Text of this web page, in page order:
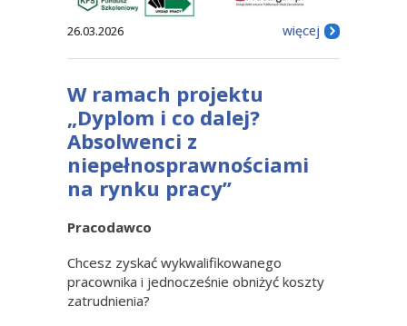
26.03.2026 więcej
W ramach projektu
„Dyplom i co dalej?
Absolwenci z
niepełnosprawnościami
na rynku pracy”
Pracodawco
Chcesz zyskać wykwalifikowanego
pracownika i jednocześnie obniżyć koszty
zatrudnienia?